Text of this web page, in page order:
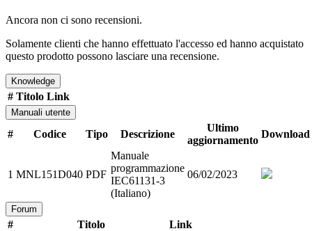
Ancora non ci sono recensioni.
Solamente clienti che hanno effettuato l'accesso ed hanno acquistato
questo prodotto possono lasciare una recensione.
Knowledge
# Titolo Link
Manuali utente
# Codice Tipo Descrizione
Ultimo
aggiornamento
Download
1 MNL151D040 PDF
Manuale
programmazione
IEC61131-3
(Italiano)
06/02/2023
Forum
# Titolo
Link